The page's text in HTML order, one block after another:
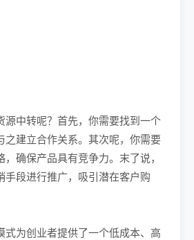
源中转呢？首先，你需要找到一个
之建立合作关系。其次呢，你需要
确保产品具有竞争力。末了说，
手段进行推广，吸引潜在客户购
式为创业者提供了一个低成本、高